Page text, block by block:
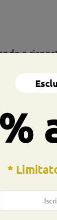
e
132 mm
No
*